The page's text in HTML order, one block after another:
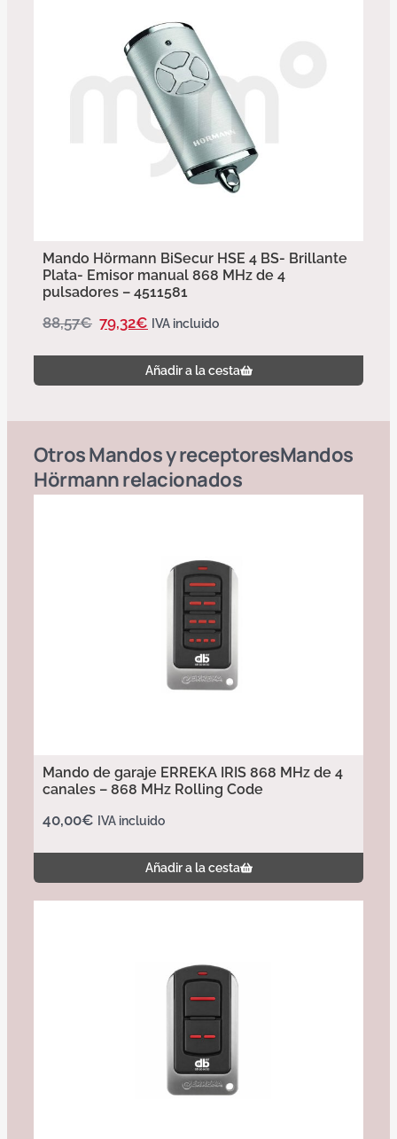
Mando Hörmann BiSecur HSE 4 BS- Brillante
Plata- Emisor manual 868 MHz de 4
pulsadores – 4511581
88,57€ 79,32€ IVA incluido
Añadir a la cesta
OtrosMandos y receptoresMandos
Hörmannrelacionados
Mando de garaje ERREKA IRIS 868 MHz de 4
canales – 868 MHz Rolling Code
40,00€ IVA incluido
Añadir a la cesta